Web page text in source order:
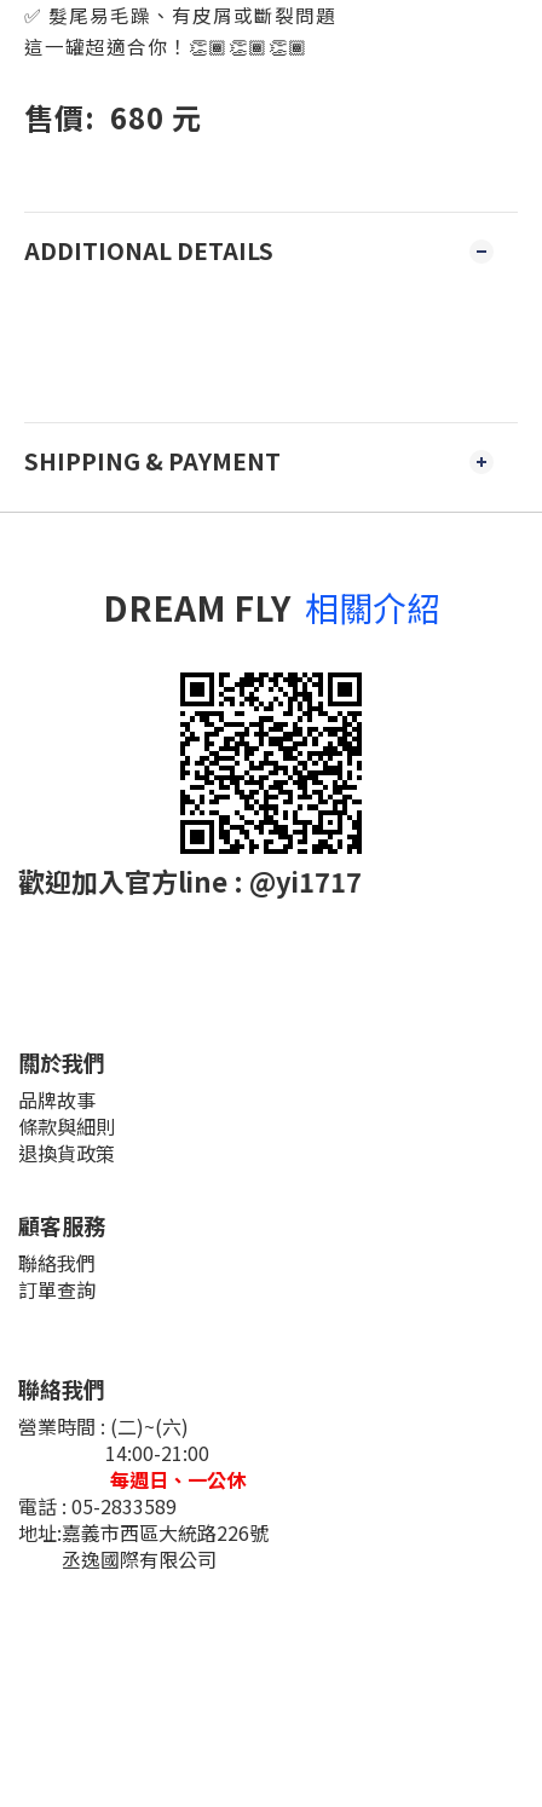
✅ 髮尾易毛躁、有皮屑或斷裂問題
這一罐超適合你！👏🏾👏🏾👏🏾
售價: 680 元
ADDITIONAL DETAILS
SHIPPING & PAYMENT
DREAM FLY 相關介紹
歡迎加入官方line : @yi1717
關於我們
品牌故事
條款與細則
退換貨政策
顧客服務
聯絡我們
訂單查詢
聯絡我們
營業時間 : (二)~(六)
14:00-21:00
每週日、一公休
電話 : 05-2833589
地址:嘉義市西區大統路226號
丞逸國際有限公司